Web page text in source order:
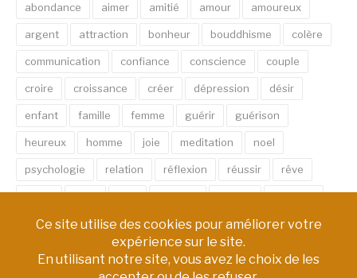
abondance aimer amitié amour amoureux
argent attraction bonheur bouddhisme colère
communication confiance conscience couple
croire croissance créer dépression désir
enfant famille femme guérir guérison
heureux homme joie meditation noel
psychologie relation réflexion réussir rêve
santé sexe soin spirituel succès thérapie
vie âme émotion énergie équilibre